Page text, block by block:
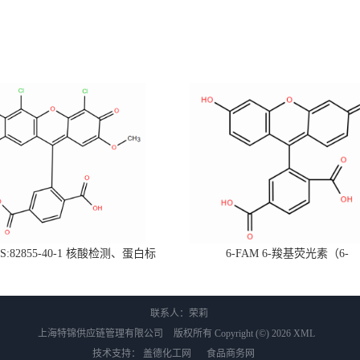
40-1 核酸检测、蛋白标
衍生物）
6-FAM 6-羧基荧光素（6-
究（可定制衍生物）
联系人：荣莉
上海特锦供应链管理有限公司
版权所有 Copyright (©) 2026 XML
技术支持： 盖德化工网 食品商务网